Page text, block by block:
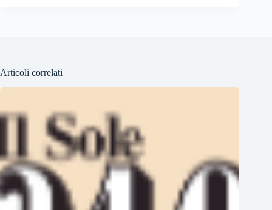
Articoli correlati